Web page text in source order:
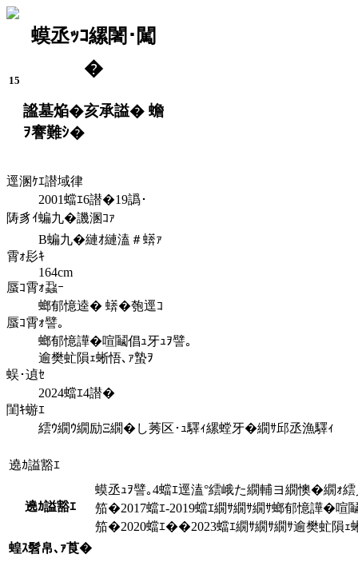
15
蟆丞ｯｺ縲闍･闖
�
謐墓焔�亥承謚� 蟾
ｦ謇難ｼ�
逕溷ｹｴ譛域律
2001蟷ｴ6譛�19譌･
陦豸ｲ蝙九�譏溷ｺｧ
B蝙九�縺ｵ縺溘＃蠎ｧ
霄ｫ髟ｷ
164cm
蜃ｺ霄ｫ蝨ｰ
螂郁憶逵� 蠎�匏逕ｺ
蜃ｺ霄ｫ譬｡
螂郁憶譁�喧鬮倡ｭ牙ｭｦ譬｡
逾樊虻隕ｪ蜥悟､ｧ蟄ｦ
蜈･遉ｾ
2024蟷ｴ4譛�
閨ｷ蝣ｴ
繧ｳ繝ｳ繝励Ξ繝�し莠区･ｭ驛ｨ縲螳牙�繝ｻ邱丞漁驛ｨ
遶ｶ謚豁ｴ
遶ｶ謚豁ｴ
蟆丞ｭｦ譬｡4蟷ｴ逕溘°繧峨た繝輔ヨ繝懊�繝ｫ
笳�2017蟷ｴ-2019蟷ｴ繝ｻ繝ｻ繝ｻ螂郁憶譁�喧
笳�2020蟷ｴ��2023蟷ｴ繝ｻ繝ｻ繝ｻ逾樊虻隕ｪ
蝗ｽ髫帛､ｧ莨�